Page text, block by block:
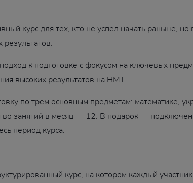
курс для тех, кто не успел начать раньше, но
к подготовке с фокусом на ключевых
высоких результатов на НМТ.
по трем основным предметам: математике,
занятий в месяц — 12. В подарок —
период курса.
курс, на котором каждый